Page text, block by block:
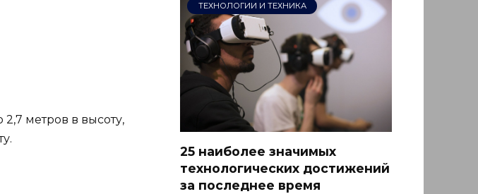
метров в высоту,
ТЕХНОЛОГИИ И ТЕХНИКА
25 наиболее значимых
технологических достижений
за последнее время